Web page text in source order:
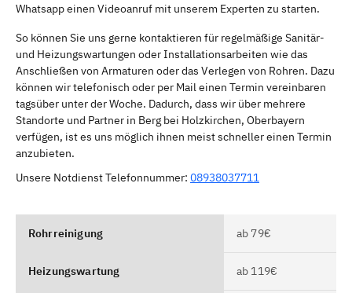
Whatsapp einen Videoanruf mit unserem Experten zu starten.
So können Sie uns gerne kontaktieren für regelmäßige Sanitär-
und Heizungswartungen oder Installationsarbeiten wie das
Anschließen von Armaturen oder das Verlegen von Rohren. Dazu
können wir telefonisch oder per Mail einen Termin vereinbaren
tagsüber unter der Woche. Dadurch, dass wir über mehrere
Standorte und Partner in Berg bei Holzkirchen, Oberbayern
verfügen, ist es uns möglich ihnen meist schneller einen Termin
anzubieten.
Unsere Notdienst Telefonnummer: 08938037711
Rohrreinigung ab 79€
Heizungswartung ab 119€